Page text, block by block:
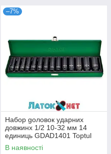
–7%
Haбop goлoвoк удapниx
довжинx 1/2 10-З2 мм 14
единиць GDAD1401 Toptul
В наявності